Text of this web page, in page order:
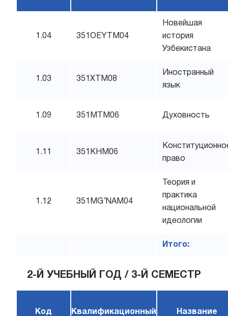
1.04 351OEYTM04
Новейшая
история
Узбекистана
1.03 351XTM08
Иностранный
язык
1.09 351MTM06 Духовность
1.11 351KHM06
право
1.12 351MG’NAM04
Теория и
практика
национальной
идеологии
Итого:
2-Й УЧЕБНЫЙ ГОД / 3-Й СЕМЕСТР
Код
Квалификационный
Название